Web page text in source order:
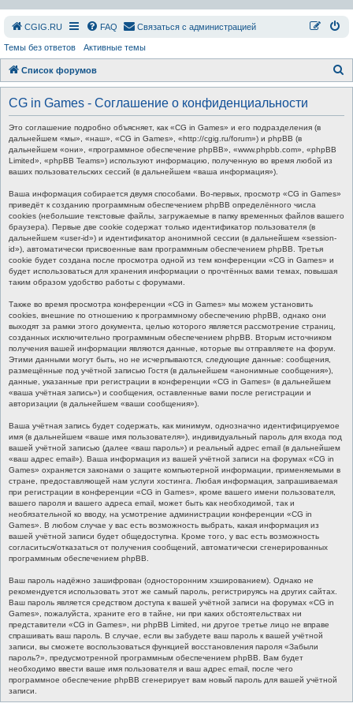
СGIG.RU FAQ Связаться с администрацией
Темы без ответов Активные темы
Список форумов
о
CG in Games - Соглашение о конфиденциальности
Это соглашение подробно объясняет, как «CG in Games» и его подразделения (в
дальнейшем «мы», «наш», «CG in Games», «http://cgig.ru/forum») и phpBB (в
дальнейшем «они», «программное обеспечение phpBB», «www.phpbb.com», «phpBB
Limited», «phpBB Teams») используют информацию, полученную во время любой из
ваших пользовательских сессий (в дальнейшем «ваша информация»).
Ваша информация собирается двумя способами. Во-первых, просмотр «CG in Games»
приведёт к созданию программным обеспечением phpBB определённого числа
cookies (небольшие текстовые файлы, загружаемые в папку временных файлов вашего
браузера). Первые две cookie содержат только идентификатор пользователя (в
дальнейшем «user-id») и идентификатор анонимной сессии (в дальнейшем «session-
id»), автоматически присвоенные вам программным обеспечением phpBB. Третья
cookie будет создана после просмотра одной из тем конференции «CG in Games» и
будет использоваться для хранения информации о прочтённых вами темах, повышая
таким образом удобство работы с форумами.
Также во время просмотра конференции «CG in Games» мы можем установить
cookies, внешние по отношению к программному обеспечению phpBB, однако они
выходят за рамки этого документа, целью которого является рассмотрение страниц,
созданных исключительно программным обеспечением phpBB. Вторым источником
получения вашей информации являются данные, которые вы отправляете на форум.
Этими данными могут быть, но не исчерпываются, следующие данные: сообщения,
размещённые под учётной записью Гостя (в дальнейшем «анонимные сообщения»),
данные, указанные при регистрации в конференции «CG in Games» (в дальнейшем
«ваша учётная запись») и сообщения, оставленные вами после регистрации и
авторизации (в дальнейшем «ваши сообщения»).
Ваша учётная запись будет содержать, как минимум, однозначно идентифицируемое
имя (в дальнейшем «ваше имя пользователя»), индивидуальный пароль для входа под
вашей учётной записью (далее «ваш пароль») и реальный адрес email (в дальнейшем
«ваш адрес email»). Ваша информация из вашей учётной записи на форумах «CG in
Games» охраняется законами о защите компьютерной информации, применяемыми в
стране, предоставляющей нам услуги хостинга. Любая информация, запрашиваемая
при регистрации в конференции «CG in Games», кроме вашего имени пользователя,
вашего пароля и вашего адреса email, может быть как необходимой, так и
необязательной ко вводу, на усмотрение администрации конференции «CG in
Games». В любом случае у вас есть возможность выбрать, какая информация из
вашей учётной записи будет общедоступна. Кроме того, у вас есть возможность
согласиться/отказаться от получения сообщений, автоматически сгенерированных
программным обеспечением phpBB.
Ваш пароль надёжно зашифрован (односторонним хэшированием). Однако не
рекомендуется использовать этот же самый пароль, регистрируясь на других сайтах.
Ваш пароль является средством доступа к вашей учётной записи на форумах «CG in
Games», пожалуйста, храните его в тайне, ни при каких обстоятельствах ни
представители «CG in Games», ни phpBB Limited, ни другое третье лицо не вправе
спрашивать ваш пароль. В случае, если вы забудете ваш пароль к вашей учётной
записи, вы сможете воспользоваться функцией восстановления пароля «Забыли
пароль?», предусмотренной программным обеспечением phpBB. Вам будет
необходимо ввести ваше имя пользователя и ваш адрес email, после чего
программное обеспечение phpBB сгенерирует вам новый пароль для вашей учётной
записи.